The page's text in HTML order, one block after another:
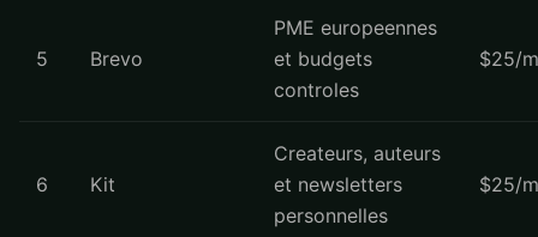
5 Brevo
PME europeennes
et budgets
controles
$25/
6 Kit
Createurs, auteurs
et newsletters
personnelles
$25/